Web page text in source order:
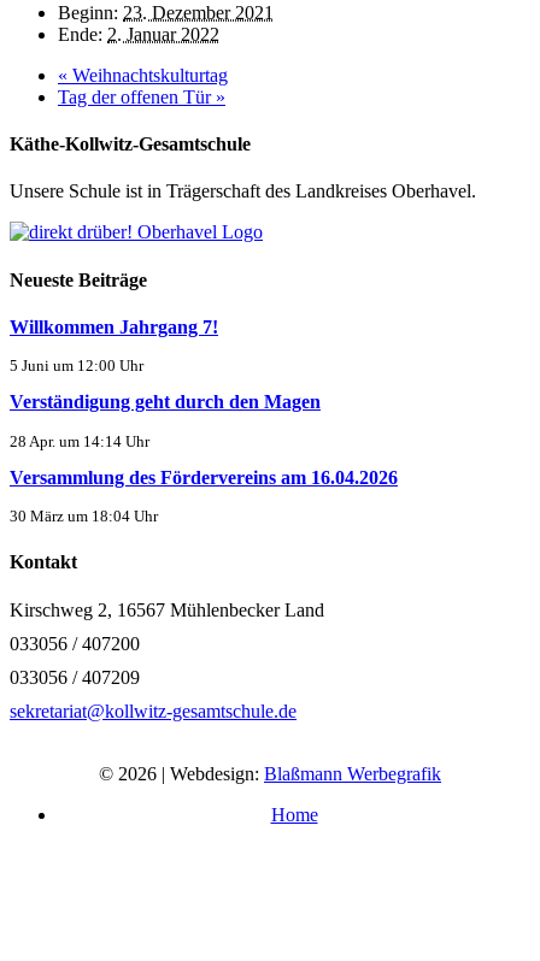
Beginn: 23. Dezember 2021
Ende: 2. Januar 2022
« Weihnachtskulturtag
Tag der offenen Tür »
Käthe-Kollwitz-Gesamtschule
Unsere Schule ist in Trägerschaft des Landkreises Oberhavel.
Neueste Beiträge
Willkommen Jahrgang 7!
5 Juni um 12:00 Uhr
Verständigung geht durch den Magen
28 Apr. um 14:14 Uhr
Versammlung des Fördervereins am 16.04.2026
30 März um 18:04 Uhr
Kontakt
Kirschweg 2, 16567 Mühlenbecker Land
033056 / 407200
033056 / 407209
sekretariat@kollwitz-gesamtschule.de
© 2026 | Webdesign: Blaßmann Werbegrafik
Home